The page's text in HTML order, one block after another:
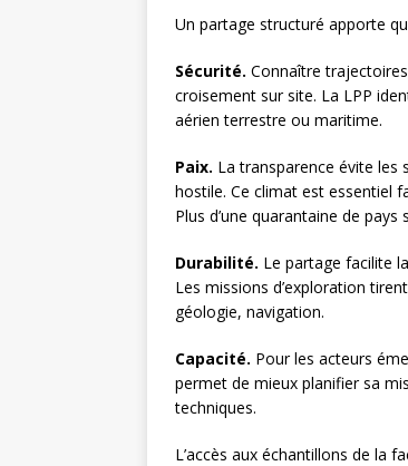
Un partage structuré apporte
Sécurité. Connaître
croisement sur site. La LPP
aérien terrestre ou maritime.
Paix. La transparence évite les
hostile. Ce climat est essentiel
Plus d’une quarantaine de pays
Durabilité. Le partage facilite la
Les missions d’exploration
géologie, navigation.
Capacité. Pour les acteurs
permet de mieux planifier sa
techniques.
L’accès aux échantillons de la